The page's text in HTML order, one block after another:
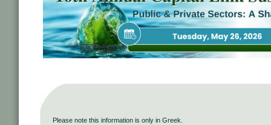
Please note this information is only in Greek.